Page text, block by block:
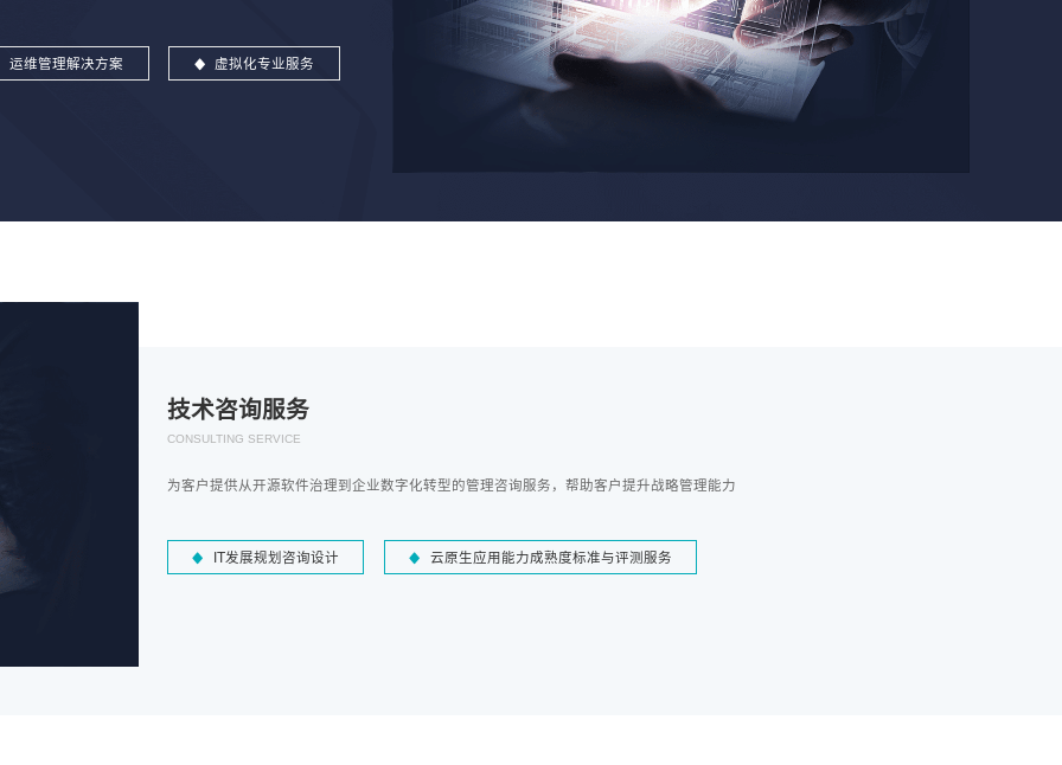
运维管理解决方案 虚拟化专业服务
技术咨询服务
CONSULTING SERVICE
为客户提供从开源软件治理到企业数字化转型的管理咨询服务，帮助客户提升战略管理能力
IT发展规划咨询设计 云原生应用能力成熟度标准与评测服务